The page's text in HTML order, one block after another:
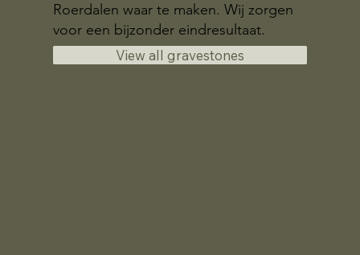
Roerdalen waar te maken. Wij zorgen
voor een bijzonder eindresultaat.
View all gravestones